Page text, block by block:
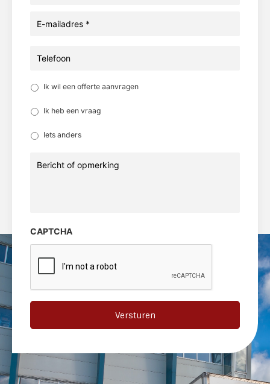
mailadres *
Reden: *
Ik wil een offerte aanvragen
Ik heb een vraag
Iets anders
of
CAPTCHA